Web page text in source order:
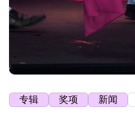
专辑 奖项 新闻